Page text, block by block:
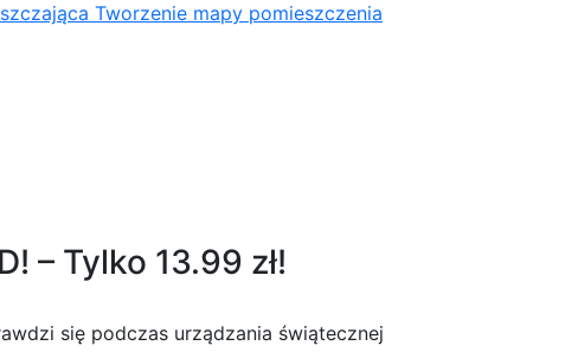
Tworzenie mapy pomieszczenia
– Tylko 13.99 zł!
się podczas urządzania świątecznej